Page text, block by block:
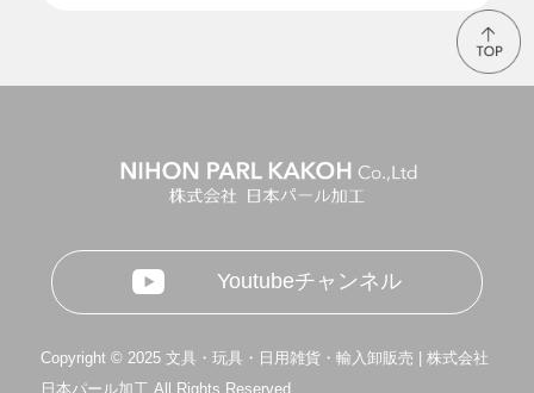
Youtubeチャンネル
Copyright © 2025 文具・玩具・日用雑貨・輸入卸販売 | 株式会社
日本パール加工 All Rights Reserved.